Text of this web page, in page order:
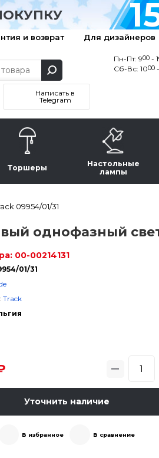
и возврат Для дизайнеров
Написать в
Telegram
Пн-Пт: 900 -
Сб-Вс: 1000
Торшеры
Настольные
лампы
09954/01/31
однофазный
00-00214131
01/31
Track
Уточнить наличие
В избранное В сравнение